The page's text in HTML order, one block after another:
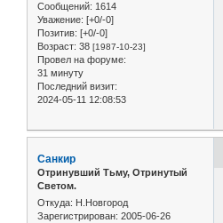
Сообщений: 1614
Уважение: [+0/-0]
Позитив: [+0/-0]
Возраст: 38 [1987-10-23]
Провел на форуме:
31 минуту
Последний визит:
2024-05-11 12:08:53
Санкир
Отринувший Тьму, Отринутый
Светом.
Откуда: Н.Новгород
Зарегистрирован: 2005-06-26